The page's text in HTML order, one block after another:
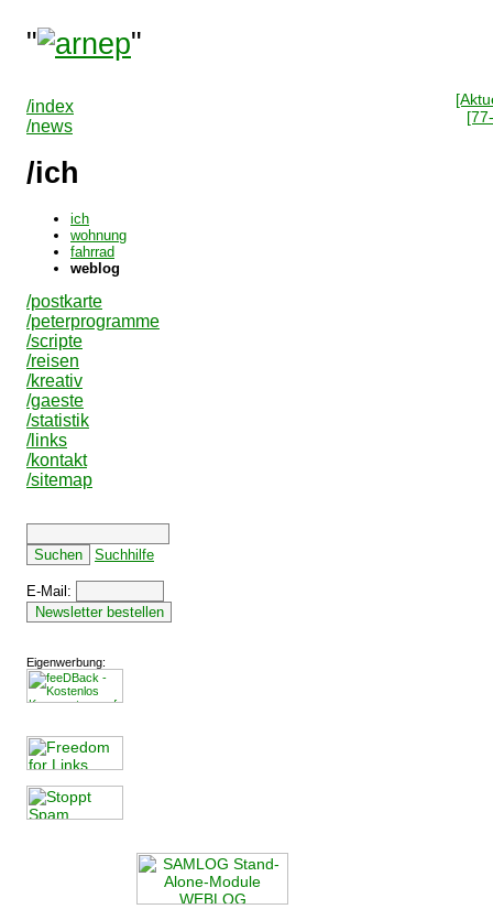
" "
/index
/news
/ich
ich
wohnung
fahrrad
weblog
/postkarte
/peterprogramme
/scripte
/reisen
/kreativ
/gaeste
/statistik
/links
/kontakt
/sitemap
Suchhilfe
E-Mail:
Eigenwerbung: